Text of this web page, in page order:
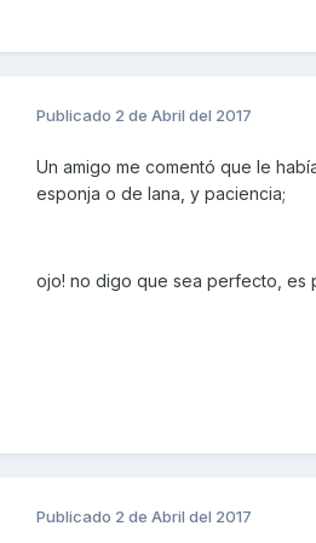
Publicado 2 de Abril del 2017
Un amigo me comentó que le
esponja o de lana, y paciencia;
ojo! no digo que sea perfecto, es
Publicado 2 de Abril del 2017